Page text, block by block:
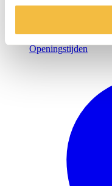
Openingstijden